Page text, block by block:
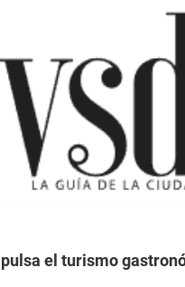
el turismo